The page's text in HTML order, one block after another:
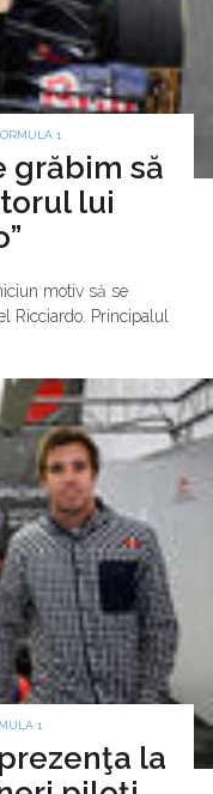
1
grăbim să
lui
motiv să se
Ricciardo. Principalul
1
la